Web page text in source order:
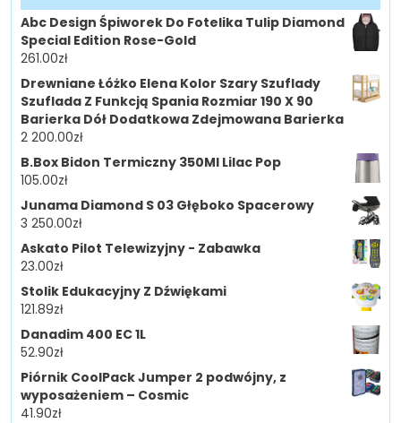
Abc Design Śpiworek Do Fotelika Tulip Diamond
Special Edition Rose-Gold
261.00zł
Drewniane Łóżko Elena Kolor Szary Szuflady
Szuflada Z Funkcją Spania Rozmiar 190 X 90
Barierka Dół Dodatkowa Zdejmowana Barierka
2 200.00zł
B.Box Bidon Termiczny 350Ml Lilac Pop
105.00zł
Junama Diamond S 03 Głęboko Spacerowy
3 250.00zł
Askato Pilot Telewizyjny - Zabawka
23.00zł
Stolik Edukacyjny Z Dźwiękami
121.89zł
Danadim 400 EC 1L
52.90zł
Piórnik CoolPack Jumper 2 podwójny, z
wyposażeniem – Cosmic
41.90zł